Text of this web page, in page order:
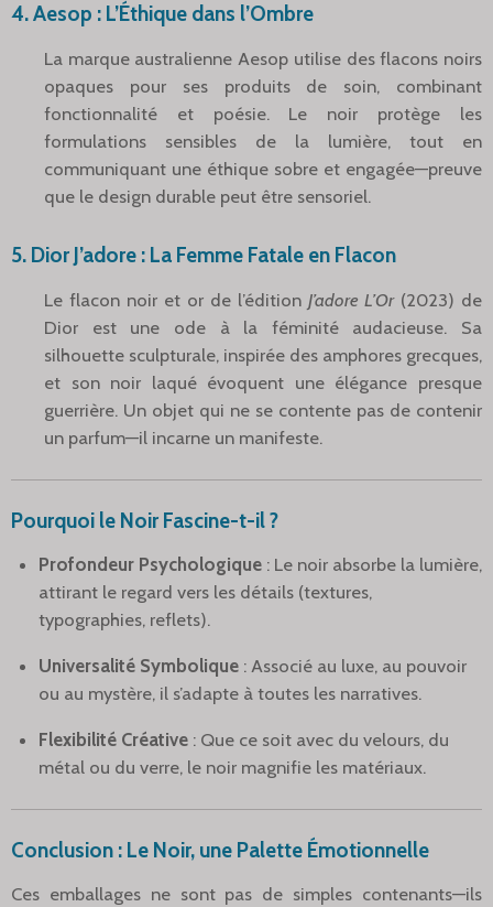
4.Aesop : L’Éthique dans l’Ombre
La marque australienne Aesop utilise des flacons noirs
opaques pour ses produits de soin, combinant
fonctionnalité et poésie. Le noir protège les
formulations sensibles de la lumière, tout en
communiquant une éthique sobre et engagée—preuve
que le design durable peut être sensoriel.
5. Dior J’adore : La Femme Fatale en Flacon
Le flacon noir et or de l’édition J’adore L’Or (2023) de
Dior est une ode à la féminité audacieuse. Sa
silhouette sculpturale, inspirée des amphores grecques,
et son noir laqué évoquent une élégance presque
guerrière. Un objet qui ne se contente pas de contenir
un parfum—il incarne un manifeste.
Pourquoi le Noir Fascine-t-il ?
Profondeur Psychologique : Le noir absorbe la lumière,
attirant le regard vers les détails (textures,
typographies, reflets).
Universalité Symbolique : Associé au luxe, au pouvoir
ou au mystère, il s’adapte à toutes les narratives.
Flexibilité Créative : Que ce soit avec du velours, du
métal ou du verre, le noir magnifie les matériaux.
Conclusion : Le Noir, une Palette Émotionnelle
Ces emballages ne sont pas de simples contenants—ils